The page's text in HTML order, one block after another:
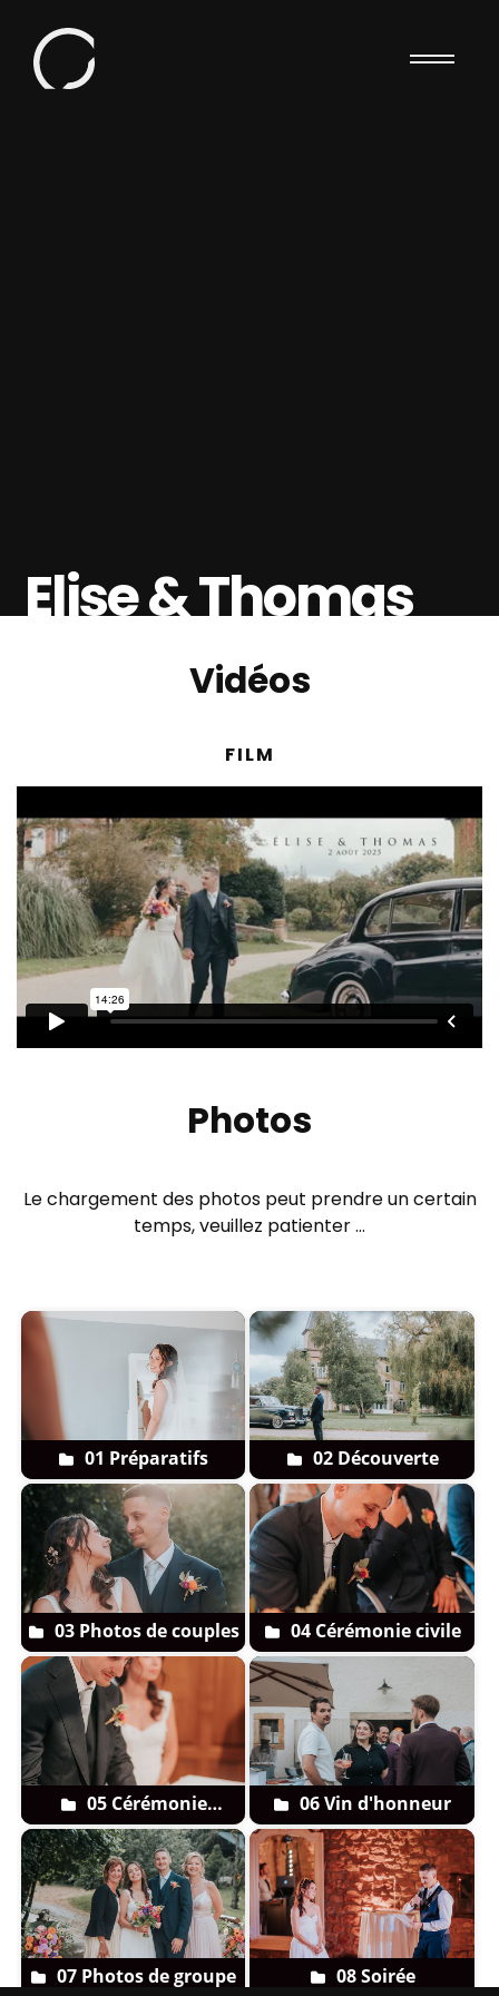
Elise & Thomas
Vidéos
FILM
Photos
Le chargement des photos peut prendre un certain
temps, veuillez patienter …
01 Préparatifs 02 Découverte
03 Photos de couples 04 Cérémonie civile
05 Cérémonie
religieuse
06 Vin d'honneur
07 Photos de groupe 08 Soirée